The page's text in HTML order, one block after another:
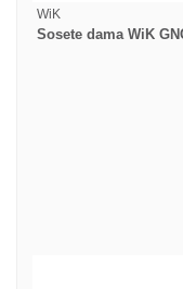
WiK
Sosete dama WiK